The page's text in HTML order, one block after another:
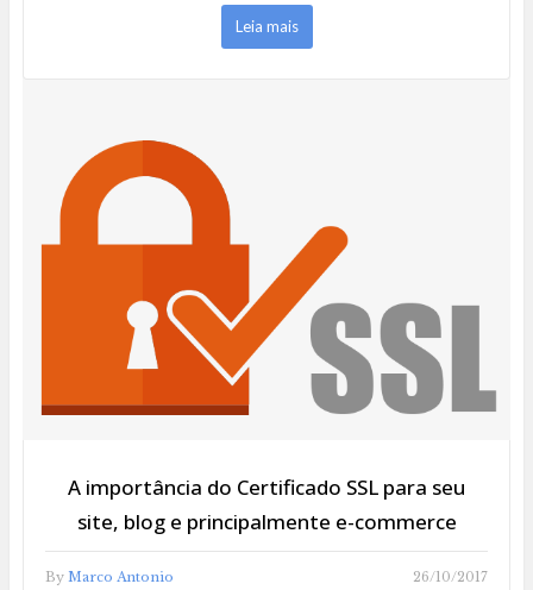
Leia mais
A importância do Certificado SSL para seu
site, blog e principalmente e-commerce
By Marco Antonio 26/10/2017